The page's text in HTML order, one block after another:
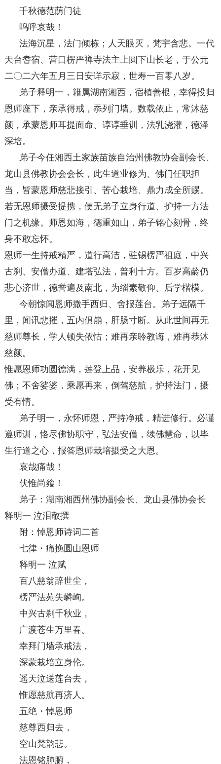
千秋德范荫门徒
呜呼哀哉！
法海沉星，法门倾栋；人天眼灭，梵宇含悲。一代
天台耆宿、营口楞严禅寺法主上圆下山长老，于公元
二〇二六年五月三日安详示寂，世寿一百零八岁。
弟子释明一，籍属湖南湘西，宿植善根，幸得投归
恩师座下，亲承得戒，忝列门墙。数载依止，常沐慈
颜，承蒙恩师耳提面命、谆谆垂训，法乳浇灌，德泽
深培。
弟子今任湘西土家族苗族自治州佛教协会副会长、
龙山县佛教协会会长，此生道业修为、佛门任职担
当，皆蒙恩师慈悲接引、苦心栽培、鼎力成全所赐。
若无恩师摄受提携，便无弟子立身行道、护持一方法
门之机缘。师恩如海，德重如山，弟子铭心刻骨，终
身不敢忘怀。
恩师一生持戒精严，道行高洁，驻锡楞严祖庭，中兴
古刹、安僧办道、建塔弘法，普利十方。百岁高龄仍
悲心济世，德誉遍及南北，为缁素敬仰、后学楷模。
今朝惊闻恩师撒手西归、舍报莲台。弟子远隔千
里，闻讯悲摧，五内俱崩，肝肠寸断。从此世间再无
慈师尊长，学人顿失依怙；难再亲聆教诲，难再恭沐
慈颜。
惟愿恩师功圆德满，莲登上品，安养极乐，花开见
佛；不舍娑婆，乘愿再来，倒驾慈航，护持法门，摄
受有情。
弟子明一，永怀师恩，严持净戒，精进修行。必谨
遵师训，恪尽佛协职守，弘法安僧，续佛慧命，以毕
生行道之心，报答恩师栽培摄受之大恩。
哀哉痛哉！
伏惟尚飨！
弟子：湖南湘西州佛协副会长、龙山县佛协会长
释明一 泣泪敬撰
附：悼恩师诗词二首
七律・痛挽圆山恩师
释明一 泣赋
百八慈翁辞世尘，
楞严法苑失嶙峋。
中兴古刹千秋业，
广渡苍生万里春。
幸拜门墙承戒法，
深蒙栽培立身伦。
遥天泣送莲台去，
惟愿慈航再济人。
五绝・悼恩师
慈尊西归去，
空山梵韵悲。
法恩铭肺腑，